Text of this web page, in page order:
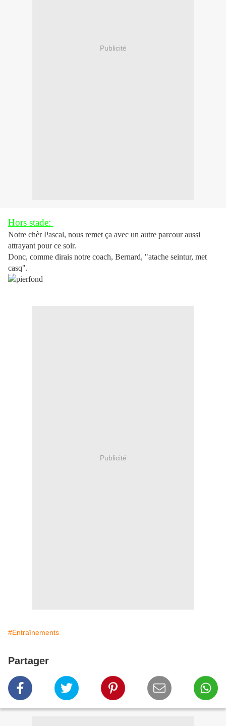
Publicité
Hors stade:
Notre chèr Pascal, nous remet ça avec un autre parcour aussi
attrayant pour ce soir.
Donc, comme dirais notre coach, Bernard, "atache seintur, met
casq".
Publicité
#Entraînements
Partager